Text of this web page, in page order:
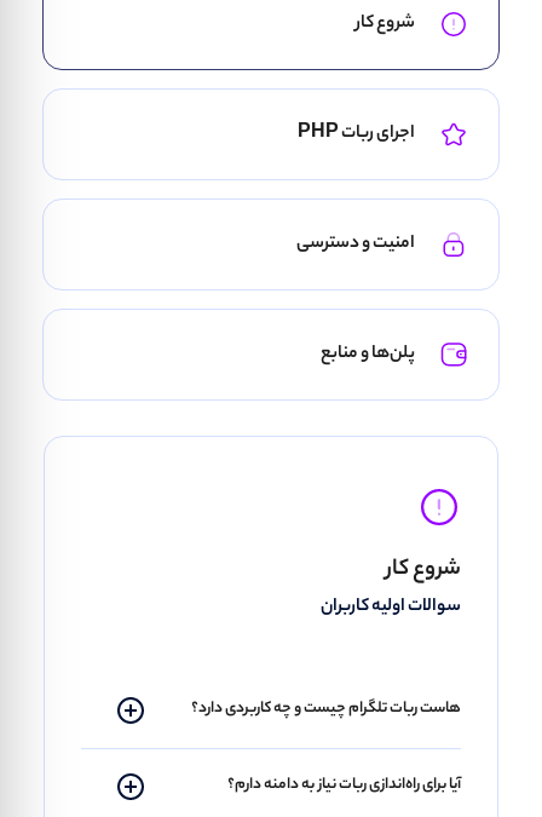
شروع کار
اجرای ربات PHP
امنیت و دسترسی
پلن‌ها و منابع
شروع کار
سوالات اولیه کاربران
هاست ربات تلگرام چیست و چه کاربردی دارد؟
آیا برای راه‌اندازی ربات نیاز به دامنه دارم؟